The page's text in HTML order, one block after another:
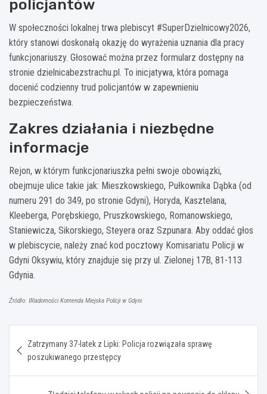
policjantów
W społeczności lokalnej trwa plebiscyt #SuperDzielnicowy2026,
który stanowi doskonałą okazję do wyrażenia uznania dla pracy
funkcjonariuszy. Głosować można przez formularz dostępny na
stronie dzielnicabezstrachu.pl. To inicjatywa, która pomaga
docenić codzienny trud policjantów w zapewnieniu
bezpieczeństwa.
Zakres działania i niezbędne
informacje
Rejon, w którym funkcjonariuszka pełni swoje obowiązki,
obejmuje ulice takie jak: Mieszkowskiego, Pułkownika Dąbka (od
numeru 291 do 349, po stronie Gdyni), Horyda, Kasztelana,
Kleeberga, Porębskiego, Pruszkowskiego, Romanowskiego,
Staniewicza, Sikorskiego, Steyera oraz Szpunara. Aby oddać głos
w plebiscycie, należy znać kod pocztowy Komisariatu Policji w
Gdyni Oksywiu, który znajduje się przy ul. Zielonej 17B, 81-113
Gdynia.
Źródło: Wiadomości Komenda Miejska Policji w Gdyni
wpisu
Zatrzymany 37-latek z Lipki: Policja rozwiązała sprawę
poszukiwanego przestępcy